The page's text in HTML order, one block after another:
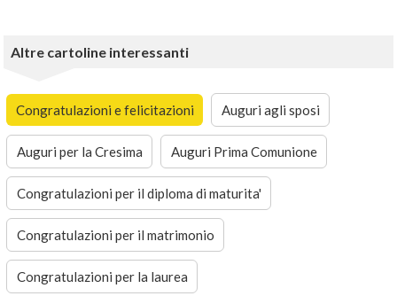
Altre cartoline interessanti
Congratulazioni e felicitazioni Auguri agli sposi
Auguri per la Cresima Auguri Prima Comunione
Congratulazioni per il diploma di maturita'
Congratulazioni per il matrimonio
Congratulazioni per la laurea